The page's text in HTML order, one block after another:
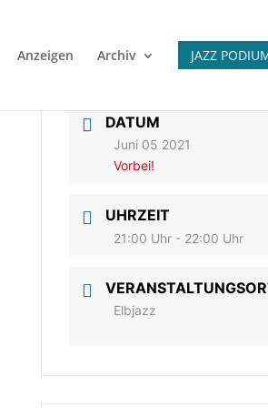
Anzeigen Archiv JAZZ
DATUM
Juni 05 2021
Vorbei!
UHRZEIT
21:00 Uhr - 22:00 Uhr
Elbjazz